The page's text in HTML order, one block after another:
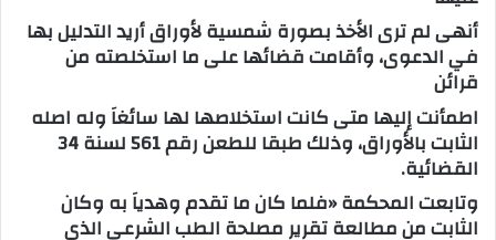
أنهى لم ترى الأخذ بصورة شمسية لأوراق أريد التدليل بها
في الدعوى، وأقامت قضائها على ما استخلصته من
قرائن
اطمأنت إليها متى كانت استخلاصها لها سائغاَ وله اصله
الثابت بالأوراق، وذلك طبقا للطعن رقم 561 لسنة 34
القضائية.
وتابعت المحكمة «فلما كان ما تقدم وهدياَ به وكان
الثابت من مطالعة تقرير مصلحة الطب الشرعي الذى